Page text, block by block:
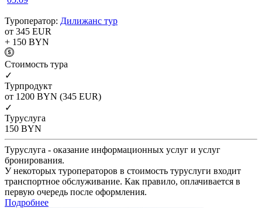
Туроператор: Дилижанс тур
от 345 EUR
+ 150 BYN
Cтоимость тура
✓
Турпродукт
от 1200 BYN (345 EUR)
✓
Туруслуга
150 BYN
Туруслуга - оказание информационных услуг и услуг
бронирования.
У некоторых туроператоров в стоимость туруслуги входит
транспортное обслуживание. Как правило, оплачивается в
первую очередь после оформления.
Подробнее